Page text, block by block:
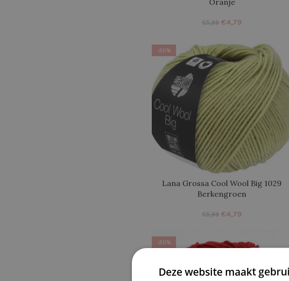
€5,99 €4,79
-20%
Lana Grossa Cool Wool Big 1029
Berkengroen
€5,99 €4,79
-20%
Deze website maakt